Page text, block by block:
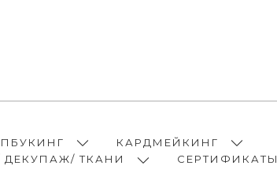
КАРДМЕЙКИНГ
ДЕКУПАЖ/ ТКАНИ
СЕРТИФИКАТЫ